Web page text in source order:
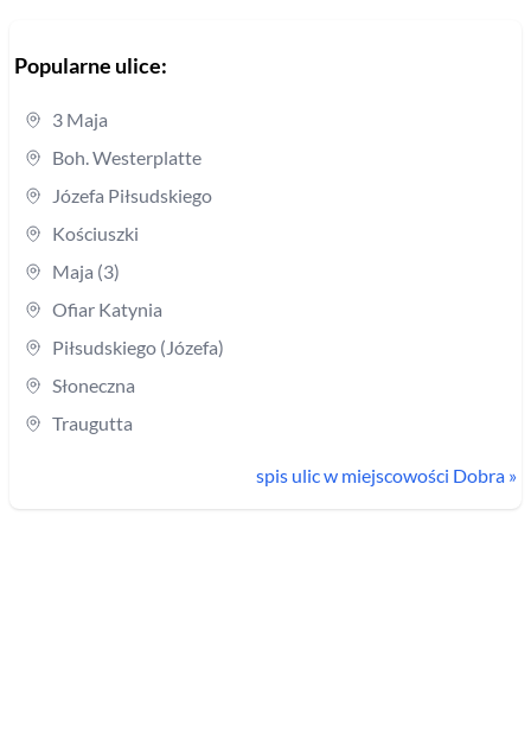
Popularne ulice:
3 Maja
Boh. Westerplatte
Józefa Piłsudskiego
Kościuszki
Maja (3)
Ofiar Katynia
Piłsudskiego (Józefa)
Słoneczna
Traugutta
spis ulic w miejscowości Dobra »